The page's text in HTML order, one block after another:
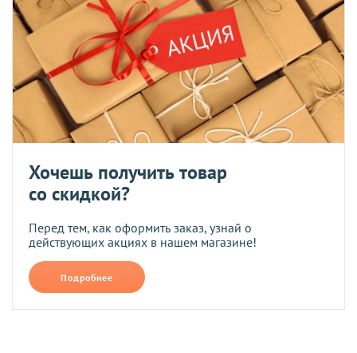
Хочешь получить товар
со скидкой?
Перед тем, как оформить заказ, узнай о
действующих акциях в нашем магазине!
Подробнее